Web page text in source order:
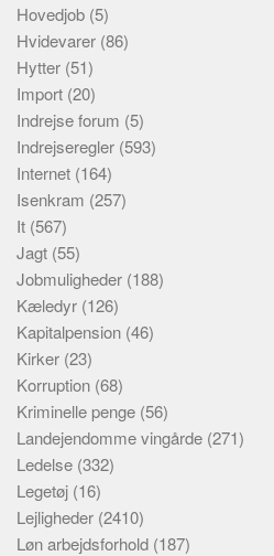
Hovedjob (5)
Hvidevarer (86)
Hytter (51)
Import (20)
Indrejse forum (5)
Indrejseregler (593)
Internet (164)
Isenkram (257)
It (567)
Jagt (55)
Jobmuligheder (188)
Kæledyr (126)
Kapitalpension (46)
Kirker (23)
Korruption (68)
Kriminelle penge (56)
Landejendomme vingårde (271)
Ledelse (332)
Legetøj (16)
Lejligheder (2410)
Løn arbejdsforhold (187)